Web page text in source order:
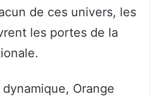
de ces univers, les
les portes de la
Orange